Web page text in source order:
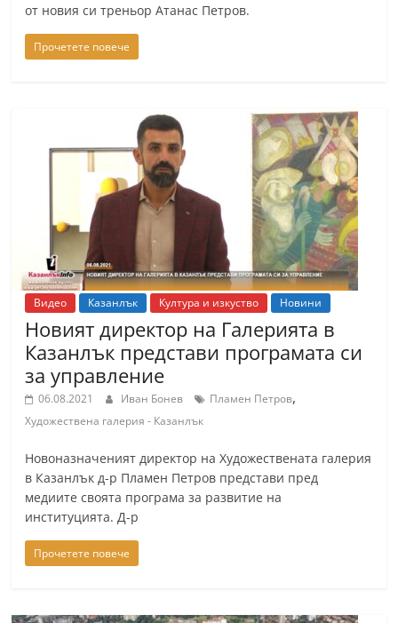
от новия си треньор Атанас Петров.
Прочетете повече
Видео Казанлък Култура и изкуство Новини
Новият директор на Галерията в
Казанлък представи програмата си
за управление
06.08.2021 Иван Бонев Пламен Петров,
Художествена галерия - Казанлък
Новоназначеният директор на Художествената галерия
в Казанлък д-р Пламен Петров представи пред
медиите своята програма за развитие на
институцията. Д-р
Прочетете повече